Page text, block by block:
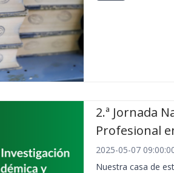
2.ª Jornada
Profesional
2025-05-07
Nuestra casa de